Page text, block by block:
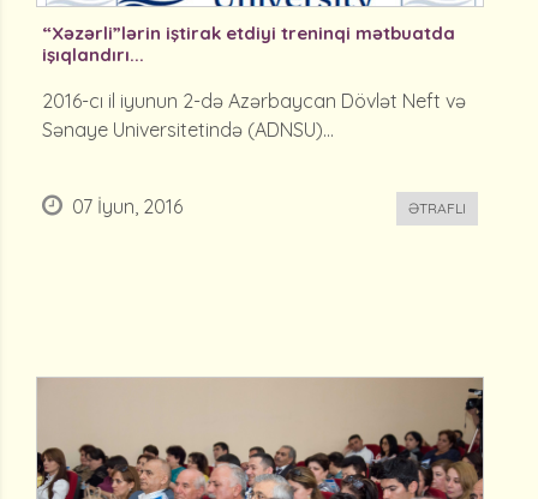
“Xəzərli”lərin iştirak etdiyi treninqi mətbuatda
işıqlandırı...
2016-cı il iyunun 2-də Azərbaycan Dövlət Neft və
Sənaye Universitetində (ADNSU)...
07 İyun, 2016 ƏTRAFLI